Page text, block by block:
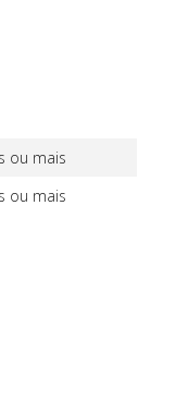
ou mais
ou mais